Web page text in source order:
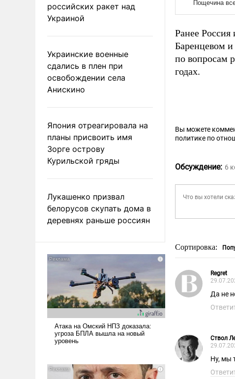
российских ракет над
Украиной
Украинские военные
сдались в плен при
освобождении села
Анискино
Япония отреагировала на
планы присвоить имя
Зорге острову
Курильской гряды
Лукашенко призвал
белорусов скупать дома в
деревнях раньше россиян
Ранее Россия
Баренцевом и
по вопросам
годах.
Вы можете
политике по
Обсуждение: 6
Сортировка:
Regret
Да не
Ствол
Ну, мы